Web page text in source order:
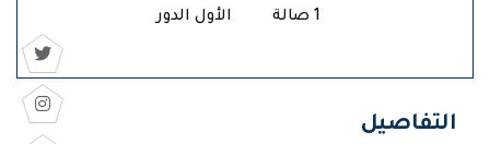
1 صالة الأول الدور
التفاصيل